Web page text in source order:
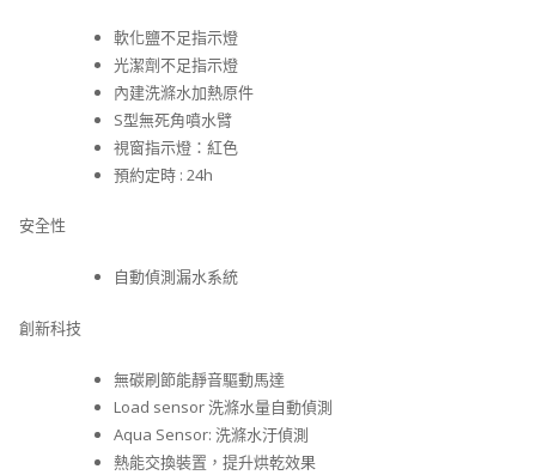
軟化鹽不足指示燈
光潔劑不足指示燈
內建洗滌水加熱原件
S型無死角噴水臂
視窗指示燈：紅色
預約定時 : 24h
安全性
自動偵測漏水系統
創新科技
無碳刷節能靜音驅動馬達
Load sensor 洗滌水量自動偵測
Aqua Sensor: 洗滌水汙偵測
熱能交換裝置，提升烘乾效果